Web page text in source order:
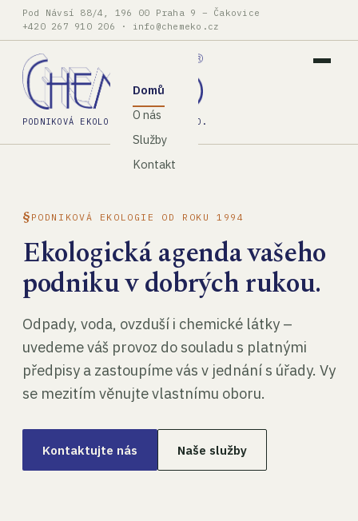
Pod Návsí 88/4, 196 00 Praha 9 – Čakovice
+420 267 910 206 · info@chemeko.cz
PODNIKOVÁ EKOLOGIE, SPOL. S R.O.
Domů
O nás
Služby
Kontakt
PODNIKOVÁ EKOLOGIE OD ROKU 1994
Ekologická agenda vašeho
podniku v dobrých rukou.
Odpady, voda, ovzduší i chemické látky –
uvedeme váš provoz do souladu s platnými
předpisy a zastoupíme vás v jednání s úřady. Vy
se mezitím věnujte vlastnímu oboru.
Kontaktujte nás Naše služby